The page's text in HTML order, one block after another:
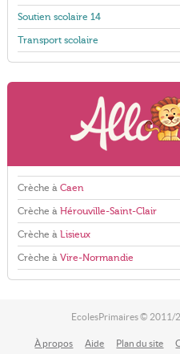
Soutien scolaire 14
Transport scolaire
Crèche à Caen
Crèche à Hérouville-Saint-Clair
Crèche à Lisieux
Crèche à Vire-Normandie
EcolesPrimaires © 2011/
À propos Aide Plan du site